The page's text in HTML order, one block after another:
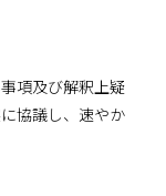
項及び解釈上疑
協議し、速やか